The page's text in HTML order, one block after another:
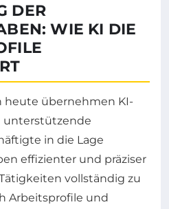
DER
WIE KI DIE
heute übernehmen KI-
unterstützende
in die Lage
effizienter und präziser
vollständig zu
Arbeitsprofile und